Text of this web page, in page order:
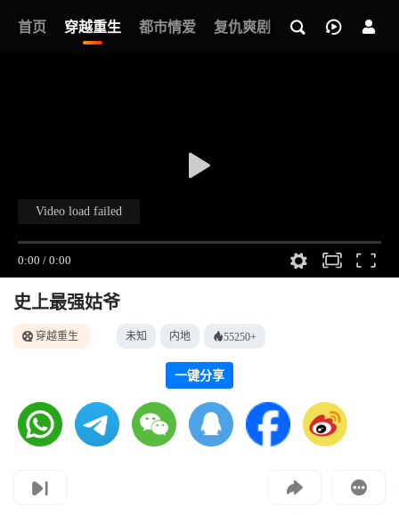
首页 穿越重生 都市情爱 复仇爽剧 玄幻武侠 奇幻
我的观影记录
史上最强姑爷
穿越重生 未知 内地 55250+
一键分享
视频报错
如果是遇到无法播放请提交反馈
教程：把手机影片投到电视上播放